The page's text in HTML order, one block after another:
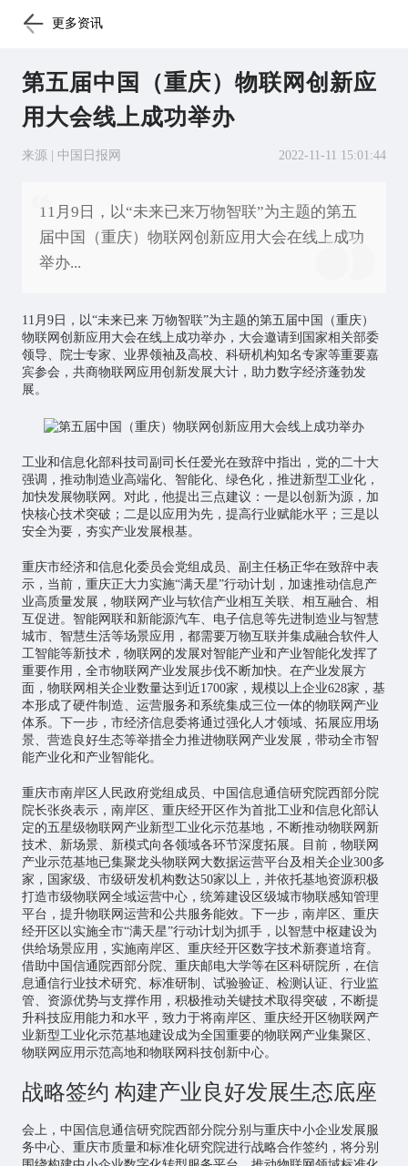
更多资讯
第五届中国（重庆）物联网创新应
用大会线上成功举办
来源 | 中国日报网 2022-11-11 15:01:44
11月9日，以“未来已来万物智联”为主题的第五
届中国（重庆）物联网创新应用大会在线上成功
举办...
11月9日，以“未来已来 万物智联”为主题的第五届中国（重庆）
物联网 创新应用大会在线上成功举办，大会邀请到国家相关部委
领导、院士专家、业界领袖及高校、科研机构知名专家等重要嘉
宾参会，共商物联网应用创新发展大计，助力数字经济蓬勃发
展。
工业和信息化部科技司副司长任爱光在致辞中指出，党的二十大
强调，推动制造业高端化、智能化、绿色化，推进新型工业化，
加快发展物联网。对此，他提出三点建议：一是以创新为源，加
快核心技术突破；二是以应用为先，提高行业赋能水平；三是以
安全为要，夯实产业发展根基。
重庆市经济和信息化委员会党组成员、副主任杨正华在致辞中表
示，当前，重庆正大力实施“满天星”行动计划，加速推动信息产
业高质量发展，物联网产业与软信产业相互关联、相互融合、相
互促进。智能网联和新能源汽车、电子信息等先进制造业与智慧
城市、智慧生活等场景应用，都需要万物互联并集成融合软件人
工智能等新技术，物联网的发展对智能产业和产业智能化发挥了
重要作用，全市物联网产业发展步伐不断加快。在产业发展方
面，物联网相关企业数量达到近1700家，规模以上企业628家，基
本形成了硬件制造、运营服务和系统集成三位一体的物联网产业
体系。下一步，市经济信息委将通过强化人才领域、拓展应用场
景、营造良好生态等举措全力推进物联网产业发展，带动全市智
能产业化和产业智能化。
重庆市南岸区人民政府党组成员、中国信息通信研究院西部分院
院长张炎表示，南岸区、重庆经开区作为首批工业和信息化部认
定的五星级物联网产业新型工业化示范基地，不断推动物联网新
技术、新场景、新模式向各领域各环节深度拓展。目前，物联网
产业示范基地已集聚龙头物联网大数据运营平台及相关企业300多
家，国家级、市级研发机构数达50家以上，并依托基地资源积极
打造市级物联网全域运营中心，统筹建设区级城市物联感知管理
平台，提升物联网运营和公共服务能效。下一步，南岸区、重庆
经开区以实施全市“满天星”行动计划为抓手，以智慧中枢建设为
供给场景应用，实施南岸区、重庆经开区数字技术新赛道培育。
借助中国信通院西部分院、重庆邮电大学等在区科研院所，在信
息通信行业技术研究、标准研制、试验验证、检测认证、行业监
管、资源优势与支撑作用，积极推动关键技术取得突破，不断提
升科技应用能力和水平，致力于将南岸区、重庆经开区物联网产
业新型工业化示范基地建设成为全国重要的物联网产业集聚区、
物联网应用示范高地和物联网科技创新中心。
战略签约 构建产业良好发展生态底座
会上，中国信息通信研究院西部分院分别与重庆中小企业发展服
务中心、重庆市质量和标准化研究院进行战略合作签约，将分别